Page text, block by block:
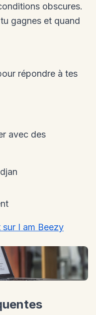
obscures.
gagnes et quand
répondre à tes
avec des
I am Beezy